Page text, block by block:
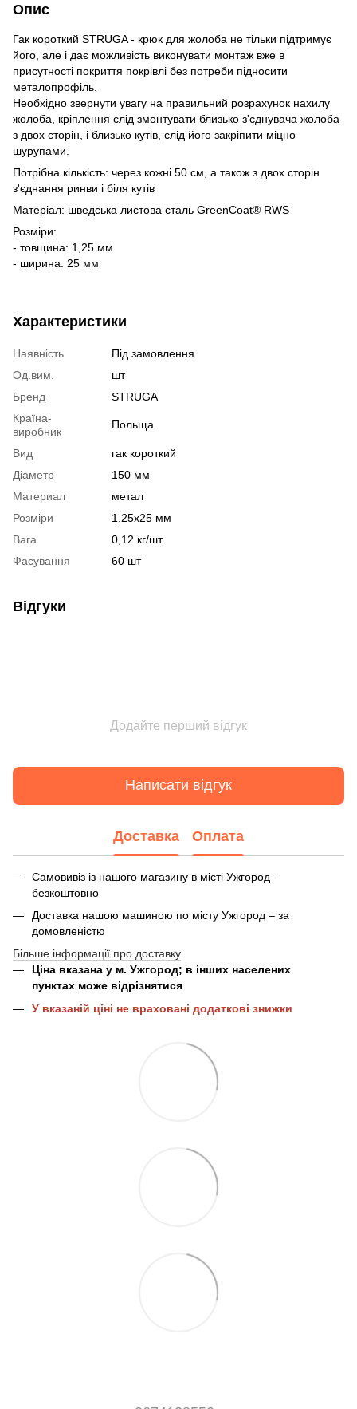
Опис
Гак короткий STRUGA - крюк для жолоба не тільки підтримує
його, але і дає можливість виконувати монтаж вже в
присутності покриття покрівлі без потреби підносити
металопрофіль.
Необхідно звернути увагу на правильний розрахунок нахилу
жолоба, кріплення слід змонтувати близько з'єднувача жолоба
з двох сторін, і близько кутів, слід його закріпити міцно
шурупами.
Потрібна кількість: через кожні 50 см, а також з двох сторін
з'єднання ринви і біля кутів
Матеріал: шведська листова сталь GreenCoat® RWS
Розміри:
- товщина: 1,25 мм
- ширина: 25 мм
Характеристики
Наявність
Під замовлення
Од.вим.
шт
Бренд
STRUGA
Країна-
виробник
Польща
Вид
гак короткий
Діаметр
150 мм
Материал
метал
Розміри
1,25х25 мм
Вага
0,12 кг/шт
Фасування
60 шт
Відгуки
Додайте перший відгук
Написати відгук
Доставка Оплата
Самовивіз із нашого магазину в місті Ужгород –
безкоштовно
Доставка нашою машиною по місту Ужгород – за
домовленістю
Більше інформації про доставку
Ціна вказана у м. Ужгород; в інших населених
пунктах може відрізнятися
У вказаній ціні не враховані додаткові знижки